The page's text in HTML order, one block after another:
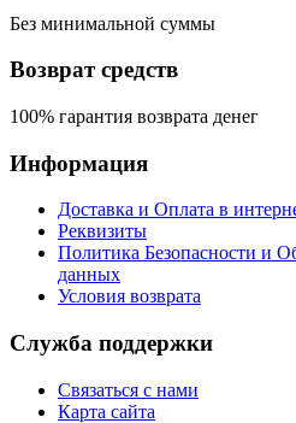
Без минимальной суммы
Возврат средств
100% гарантия возврата денег
Информация
Доставка и Оплата в
Реквизиты
Политика Безопасности и
данных
Условия возврата
Служба поддержки
Связаться с нами
Карта сайта